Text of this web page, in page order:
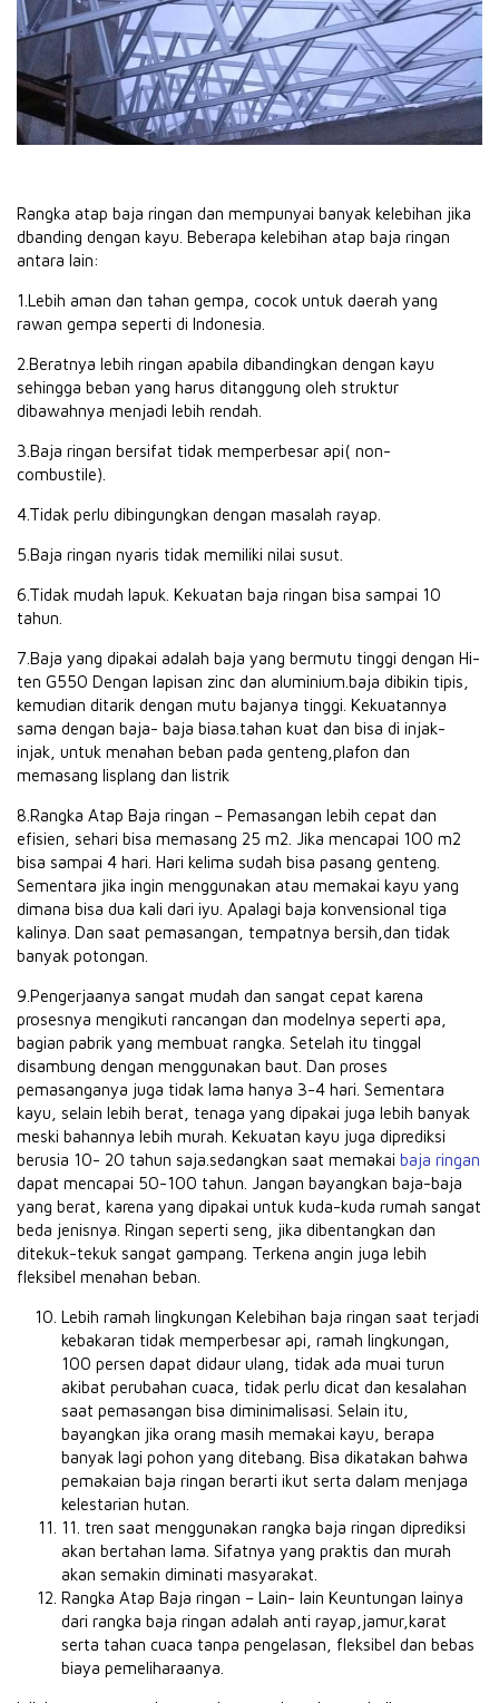
Rangka atap baja ringan dan mempunyai banyak kelebihan jika
dbanding dengan kayu. Beberapa kelebihan atap baja ringan
antara lain:
1.Lebih aman dan tahan gempa, cocok untuk daerah yang
rawan gempa seperti di Indonesia.
2.Beratnya lebih ringan apabila dibandingkan dengan kayu
sehingga beban yang harus ditanggung oleh struktur
dibawahnya menjadi lebih rendah.
3.Baja ringan bersifat tidak memperbesar api( non-
combustile).
4.Tidak perlu dibingungkan dengan masalah rayap.
5.Baja ringan nyaris tidak memiliki nilai susut.
6.Tidak mudah lapuk. Kekuatan baja ringan bisa sampai 10
tahun.
7.Baja yang dipakai adalah baja yang bermutu tinggi dengan Hi-
ten G550 Dengan lapisan zinc dan aluminium.baja dibikin tipis,
kemudian ditarik dengan mutu bajanya tinggi. Kekuatannya
sama dengan baja- baja biasa.tahan kuat dan bisa di injak-
injak, untuk menahan beban pada genteng,plafon dan
memasang lisplang dan listrik
8.Rangka Atap Baja ringan – Pemasangan lebih cepat dan
efisien, sehari bisa memasang 25 m2. Jika mencapai 100 m2
bisa sampai 4 hari. Hari kelima sudah bisa pasang genteng.
Sementara jika ingin menggunakan atau memakai kayu yang
dimana bisa dua kali dari iyu. Apalagi baja konvensional tiga
kalinya. Dan saat pemasangan, tempatnya bersih,dan tidak
banyak potongan.
9.Pengerjaanya sangat mudah dan sangat cepat karena
prosesnya mengikuti rancangan dan modelnya seperti apa,
bagian pabrik yang membuat rangka. Setelah itu tinggal
disambung dengan menggunakan baut. Dan proses
pemasanganya juga tidak lama hanya 3-4 hari. Sementara
kayu, selain lebih berat, tenaga yang dipakai juga lebih banyak
meski bahannya lebih murah. Kekuatan kayu juga diprediksi
berusia 10- 20 tahun saja.sedangkan saat memakai baja ringan
dapat mencapai 50-100 tahun. Jangan bayangkan baja-baja
yang berat, karena yang dipakai untuk kuda-kuda rumah sangat
beda jenisnya. Ringan seperti seng, jika dibentangkan dan
ditekuk-tekuk sangat gampang. Terkena angin juga lebih
fleksibel menahan beban.
Lebih ramah lingkungan Kelebihan baja ringan saat terjadi
kebakaran tidak memperbesar api, ramah lingkungan,
100 persen dapat didaur ulang, tidak ada muai turun
akibat perubahan cuaca, tidak perlu dicat dan kesalahan
saat pemasangan bisa diminimalisasi. Selain itu,
bayangkan jika orang masih memakai kayu, berapa
banyak lagi pohon yang ditebang. Bisa dikatakan bahwa
pemakaian baja ringan berarti ikut serta dalam menjaga
kelestarian hutan.
11. tren saat menggunakan rangka baja ringan diprediksi
akan bertahan lama. Sifatnya yang praktis dan murah
akan semakin diminati masyarakat.
Rangka Atap Baja ringan – Lain- lain Keuntungan lainya
dari rangka baja ringan adalah anti rayap,jamur,karat
serta tahan cuaca tanpa pengelasan, fleksibel dan bebas
biaya pemeliharaanya.